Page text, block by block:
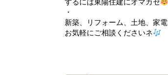
するには東陽住建にオマカセ
・
新築、リフォーム、土地、家電
お気軽にご相談くださいネ